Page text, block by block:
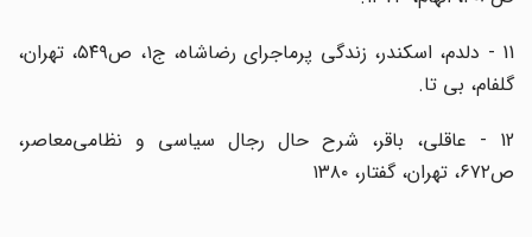
11 - دلدم، اسکندر، زندگی پرماجرای رضاشاه، ج۱، ص۵۴۹، تهران،
گلفام، بی تا.
12 - عاقلی، باقر، شرح حال رجال سیاسی و نظامی‌معاصر،
ص۶۷۲، تهران، گفتار، ۱۳۸۰